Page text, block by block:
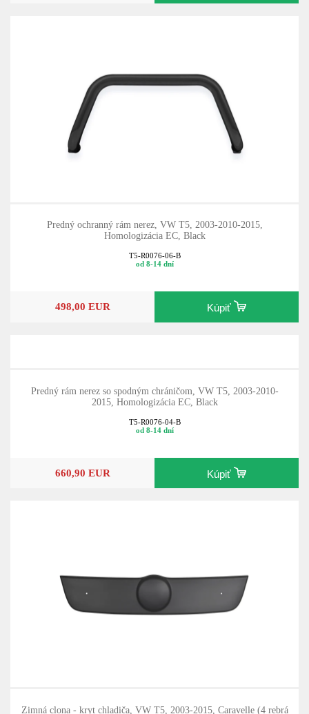
Predný ochranný rám nerez, VW T5, 2003-2010-2015,
Homologizácia EC, Black
T5-R0076-06-B
od 8-14 dní
498,00 EUR Kúpiť
Predný rám nerez so spodným chráničom, VW T5, 2003-2010-
2015, Homologizácia EC, Black
T5-R0076-04-B
od 8-14 dní
660,90 EUR Kúpiť
Zimná clona - kryt chladiča, VW T5, 2003-2015, Caravelle (4 rebrá